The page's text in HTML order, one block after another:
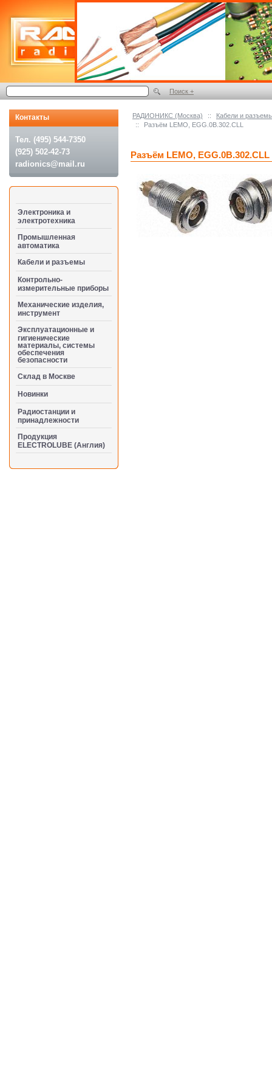
РАДИОНИКС (Москва) ::
Кабели и
::
Разъём LEMO, EGG.0B.302.CLL
Разъём LEMO, EGG.0B.302.CLL
Контакты
Тел. (495) 544-7350
(925) 502-42-73
radionics@mail.ru
Электроника и
электротехника
Промышленная
автоматика
Кабели и разъемы
Контрольно-
измерительные приборы
Механические изделия,
инструмент
Эксплуатационные и
гигиенические
материалы, системы
обеспечения
безопасности
Cклад в Москве
Новинки
Радиостанции и
принадлежности
Продукция
ELECTROLUBE (Англия)
Поиск +